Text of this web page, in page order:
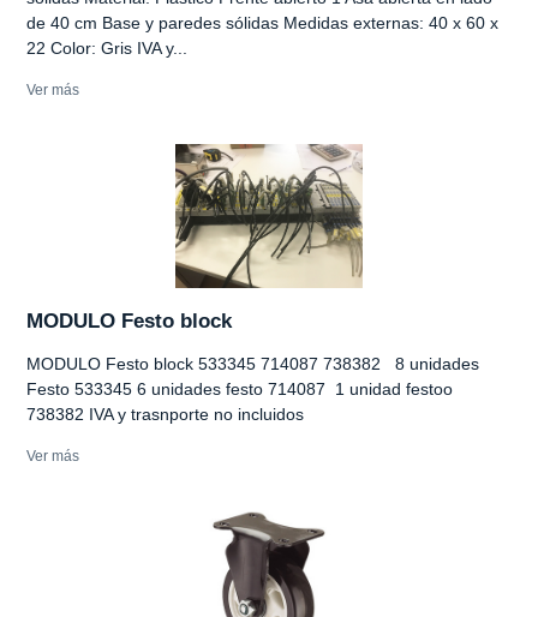
de 40 cm Base y paredes sólidas Medidas externas: 40 x 60 x
22 Color: Gris IVA y...
Ver más
MODULO Festo block
MODULO Festo block 533345 714087 738382 8 unidades
Festo 533345 6 unidades festo 714087 1 unidad festoo
738382 IVA y trasnporte no incluidos
Ver más